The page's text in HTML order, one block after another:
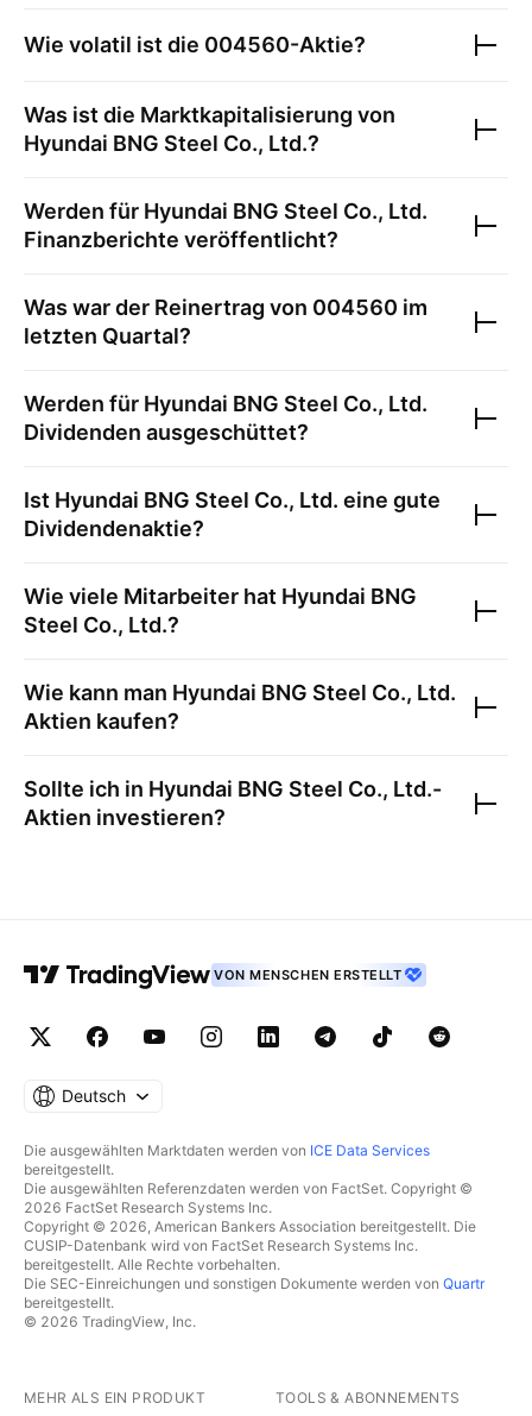
Wie volatil ist die 004560-Aktie?
Was ist die Marktkapitalisierung von
Hyundai BNG Steel Co., Ltd.?
Werden für Hyundai BNG Steel Co., Ltd.
Finanzberichte veröffentlicht?
Was war der Reinertrag von 004560 im
letzten Quartal?
Werden für Hyundai BNG Steel Co., Ltd.
Dividenden ausgeschüttet?
Ist Hyundai BNG Steel Co., Ltd. eine gute
Dividendenaktie?
Wie viele Mitarbeiter hat Hyundai BNG
Steel Co., Ltd.?
Wie kann man Hyundai BNG Steel Co., Ltd.
Aktien kaufen?
Sollte ich in Hyundai BNG Steel Co., Ltd.-
Aktien investieren?
VON MENSCHEN ERSTELLT
Deutsch
Die ausgewählten Marktdaten werden von ICE Data Services
bereitgestellt.
Die ausgewählten Referenzdaten werden von FactSet. Copyright ©
2026 FactSet Research Systems Inc.
Copyright © 2026, American Bankers Association bereitgestellt. Die
CUSIP-Datenbank wird von FactSet Research Systems Inc.
bereitgestellt. Alle Rechte vorbehalten.
Die SEC-Einreichungen und sonstigen Dokumente werden von Quartr
bereitgestellt.
© 2026 TradingView, Inc.
MEHR ALS EIN PRODUKT TOOLS & ABONNEMENTS